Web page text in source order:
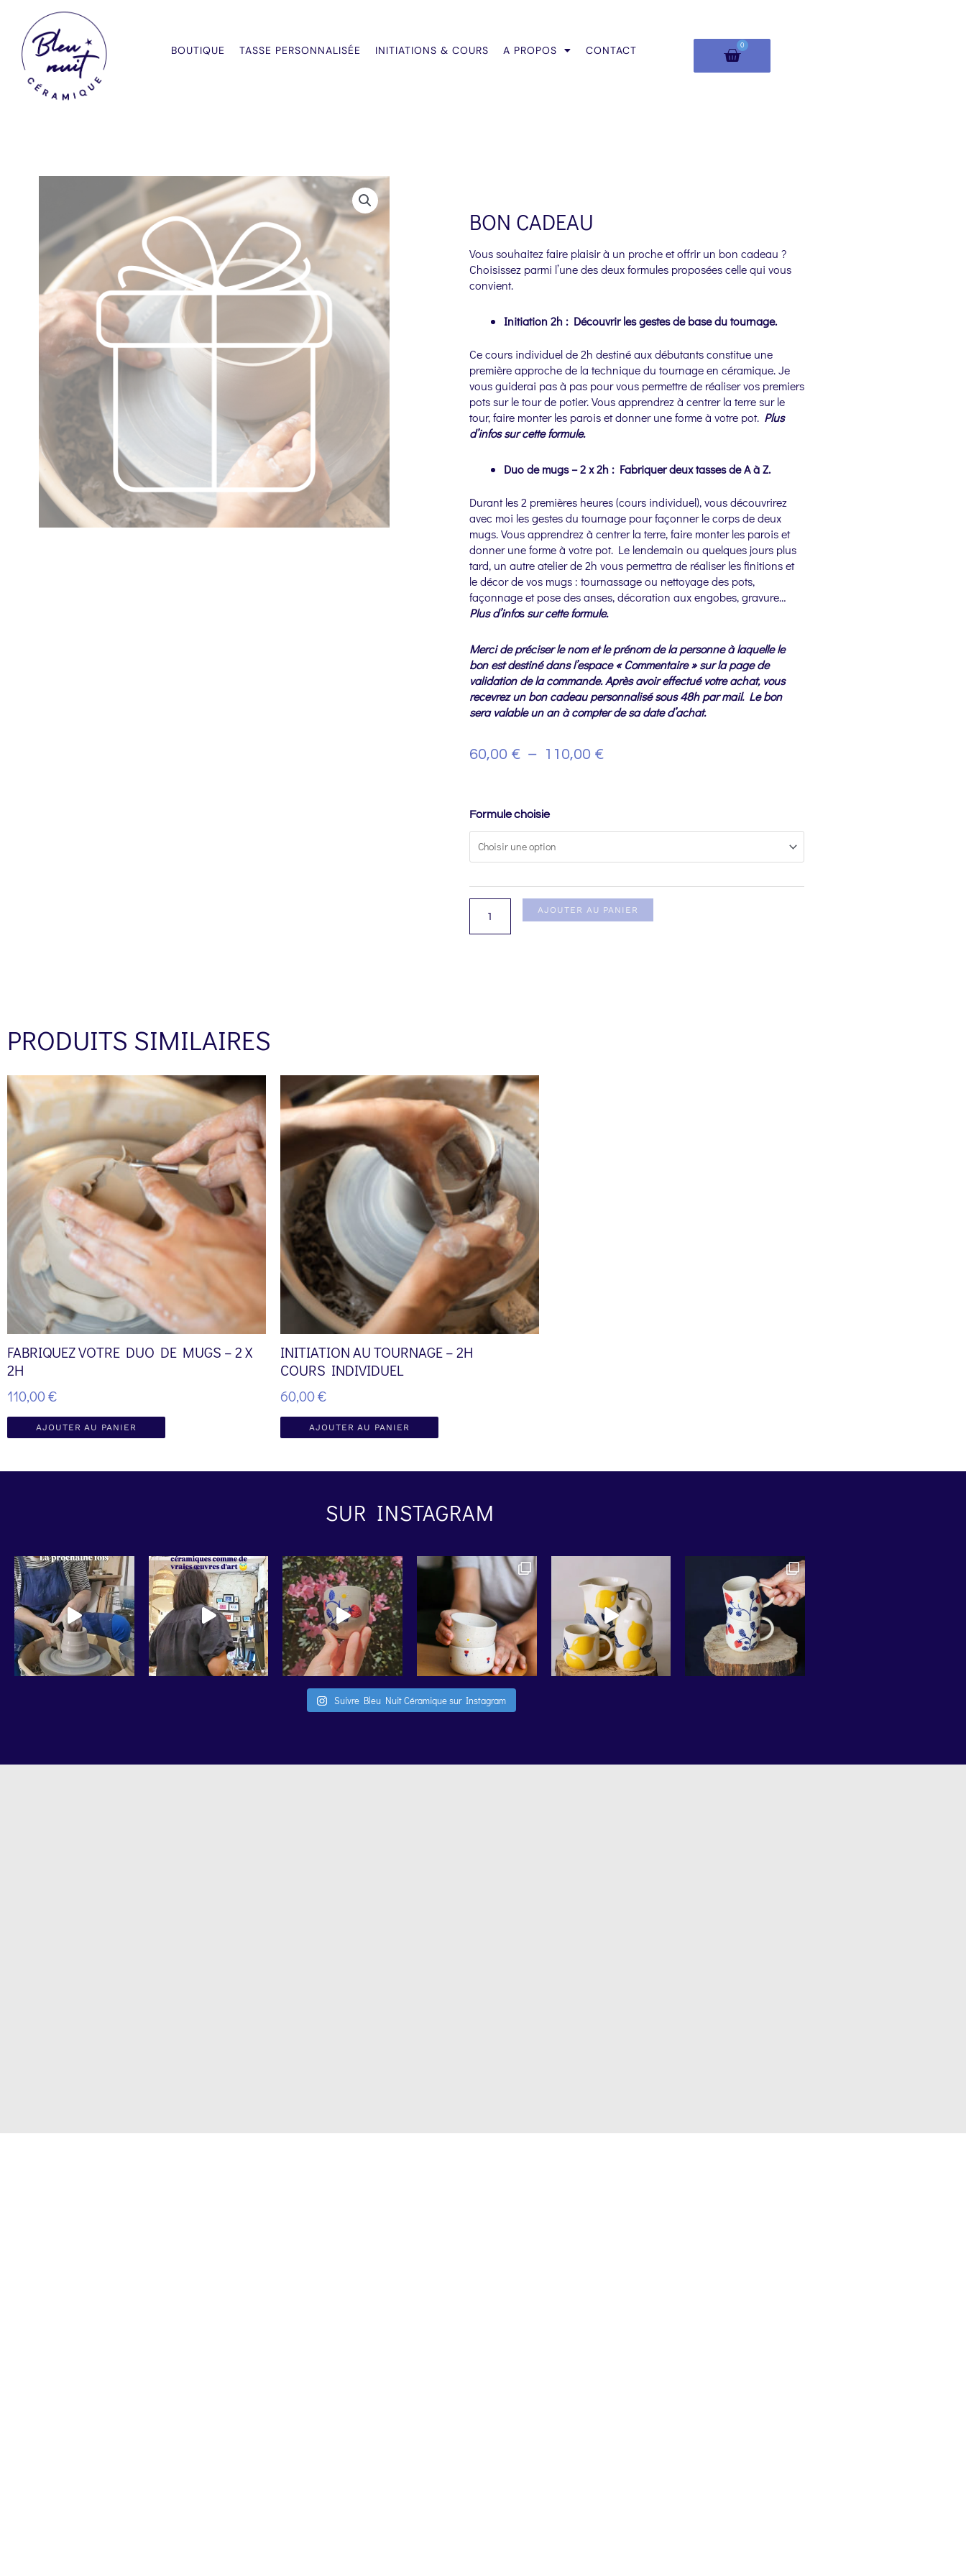
contenu
BOUTIQUE TASSE PERSONNALISÉE INITIATIONS & COURS A PROPOS CONTACT 0
PANIER
BON CADEAU
Vous souhaitez faire plaisir à un proche et offrir un bon cadeau ?
Choisissez parmi l’une des deux formules proposées celle qui vous
convient.
Initiation 2h : Découvrir les gestes de base du tournage.
Ce cours individuel de 2h destiné aux débutants constitue une
première approche de la technique du tournage en céramique. Je
vous guiderai pas à pas pour vous permettre de réaliser vos premiers
pots sur le tour de potier. Vous apprendrez à centrer la terre sur le
tour, faire monter les parois et donner une forme à votre pot. Plus
d’infos sur cette formule.
Duo de mugs – 2 x 2h : Fabriquer deux tasses de A à Z.
Durant les 2 premières heures (cours individuel), vous découvrirez
avec moi les gestes du tournage pour façonner le corps de deux
mugs. Vous apprendrez à centrer la terre, faire monter les parois et
donner une forme à votre pot. Le lendemain ou quelques jours plus
tard, un autre atelier de 2h vous permettra de réaliser les finitions et
le décor de vos mugs : tournassage ou nettoyage des pots,
façonnage et pose des anses, décoration aux engobes, gravure…
Plus d’infossur cette formule.
Merci de préciser le nom et le prénom de la personne à laquelle le
bon est destiné dans l’espace « Commentaire » sur la page de
validation de la commande. Après avoir effectué votre achat, vous
recevrez un bon cadeau personnalisé sous 48h par mail. Le bon
sera valable un an à compter de sa date d’achat.
60,00 € – 110,00 €
À
110,00 €
Formule choisie
quantité
Bon
AJOUTER AU PANIER
PRODUITS SIMILAIRES
FABRIQUEZ VOTRE DUO DE MUGS – 2 X
2H
110,00€
AJOUTER AU PANIER
INITIATION AU TOURNAGE – 2H
COURS INDIVIDUEL
60,00€
AJOUTER AU PANIER
SUR INSTAGRAM
Suivre Bleu Nuit Céramique sur Instagram